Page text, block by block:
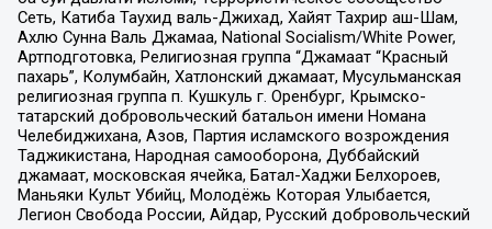
Сеть, Катиба Таухид валь-Джихад, Хайят Тахрир аш-Шам,
Ахлю Сунна Валь Джамаа, National Socialism/White Power,
Артподготовка, Религиозная группа “Джамаат “Красный
пахарь”, Колумбайн, Хатлонский джамаат, Мусульманская
религиозная группа п. Кушкуль г. Оренбург, Крымско-
татарский добровольческий батальон имени Номана
Челебиджихана, Азов, Партия исламского возрождения
Таджикистана, Народная самооборона, Дуббайский
джамаат, московская ячейка, Батал-Хаджи Белхороев,
Маньяки Культ Убийц, Молодёжь Которая Улыбается,
Легион Свобода России, Айдар, Русский добровольческий